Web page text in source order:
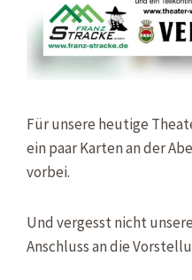
Für unsere heutige
ein paar Karten an der
vorbei.
Und vergesst nicht
Anschluss an die